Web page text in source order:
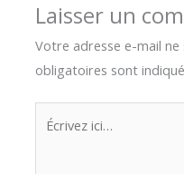
Laisser un
Votre adresse e-mail ne
obligatoires sont
Écrivez